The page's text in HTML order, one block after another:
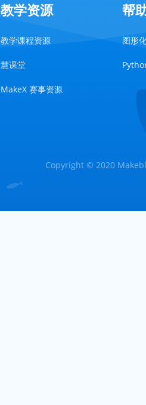
教学资源
教学课程资源
慧课堂
MakeX 赛事资源
帮
图形
Copyright © 2020